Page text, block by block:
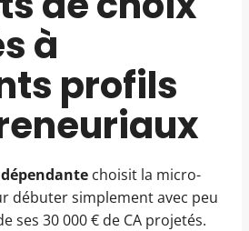
à
profils
choisit la micro-
débuter simplement avec peu
ses 30 000 € de CA projetés.